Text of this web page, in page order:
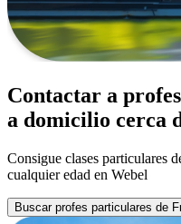
Contactar a
a domicilio cerca
Consigue clases particulares
cualquier edad en Webel
Buscar profes particulares de